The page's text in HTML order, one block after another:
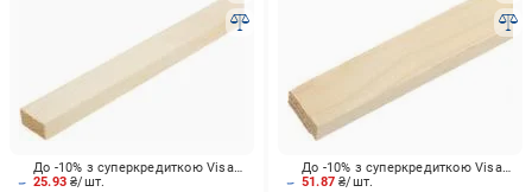
25.93₴/шт.
До -10% з суперкредиткою Visa Вигода
51.87₴/шт.
До -10% з суперкредиткою Visa Вигода